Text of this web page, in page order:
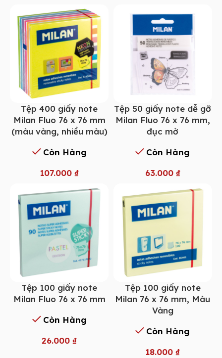
Tệp 400 giấy note
Milan Fluo 76 x 76 mm
(màu vàng, nhiều màu)
Còn Hàng
107.000 ₫
Tệp 50 giấy note dễ gỡ
Milan Fluo 76 x 76 mm,
đục mờ
Còn Hàng
63.000 ₫
Tệp 100 giấy note
Milan Fluo 76 x 76 mm
Còn Hàng
26.000 ₫
Tệp 100 giấy note
Milan 76 x 76 mm, Màu
Vàng
Còn Hàng
18.000₫